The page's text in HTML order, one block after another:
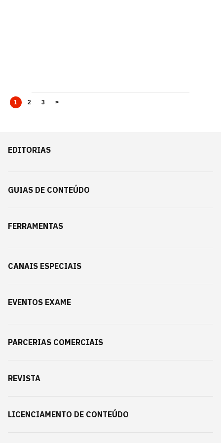
1 2 3 >
EDITORIAS
GUIAS DE CONTEÚDO
FERRAMENTAS
CANAIS ESPECIAIS
EVENTOS EXAME
PARCERIAS COMERCIAIS
REVISTA
LICENCIAMENTO DE CONTEÚDO